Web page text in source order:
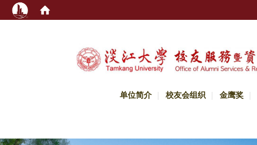
单位简介 校友会组织 金鹰奖